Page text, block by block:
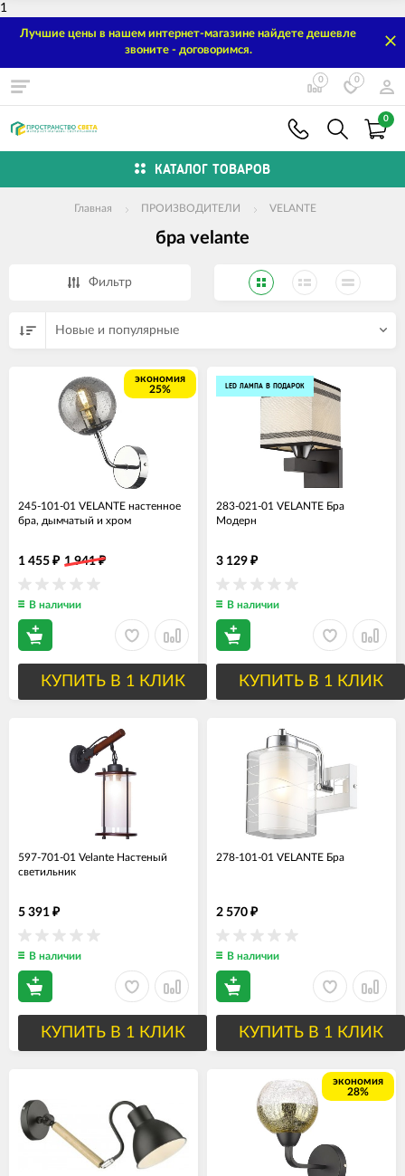
1
Лучшие цены в нашем интернет-магазине найдете дешевле
звоните - договоримся.
0 0
0
КАТАЛОГ ТОВАРОВ
Главная ПРОИЗВОДИТЕЛИ VELANTE
бра velante
Фильтр
Новые и популярные
экономия
25%
245-101-01 VELANTE настенное
бра, дымчатый и хром
1 455 ₽ 1 941₽
В наличии
КУПИТЬ В 1 КЛИК
LED ЛАМПА В ПОДАРОК
283-021-01 VELANTE Бра
Модерн
3 129 ₽
В наличии
КУПИТЬ В 1 КЛИК
597-701-01 Velante Настеный
светильник
5 391 ₽
В наличии
КУПИТЬ В 1 КЛИК
278-101-01 VELANTE Бра
2 570 ₽
В наличии
КУПИТЬ В 1 КЛИК
экономия
28%